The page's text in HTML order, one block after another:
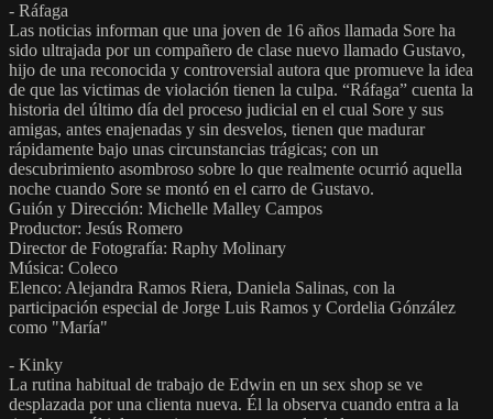
- Ráfaga
Las noticias informan que una joven de 16 años llamada Sore ha
sido ultrajada por un compañero de clase nuevo llamado Gustavo,
hijo de una reconocida y controversial autora que promueve la idea
de que las victimas de violación tienen la culpa. “Ráfaga” cuenta la
historia del último día del proceso judicial en el cual Sore y sus
amigas, antes enajenadas y sin desvelos, tienen que madurar
rápidamente bajo unas circunstancias trágicas; con un
descubrimiento asombroso sobre lo que realmente ocurrió aquella
noche cuando Sore se montó en el carro de Gustavo.
Guión y Dirección: Michelle Malley Campos
Productor: Jesús Romero
Director de Fotografía: Raphy Molinary
Música: Coleco
Elenco: Alejandra Ramos Riera, Daniela Salinas, con la
participación especial de Jorge Luis Ramos y Cordelia Gónzález
como "María"
- Kinky
La rutina habitual de trabajo de Edwin en un sex shop se ve
desplazada por una clienta nueva. Él la observa cuando entra a la